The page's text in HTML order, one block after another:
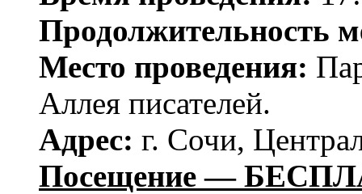
Продолжительность
Место проведения:
Аллея писателей.
Адрес: г. Сочи,
Посещение —